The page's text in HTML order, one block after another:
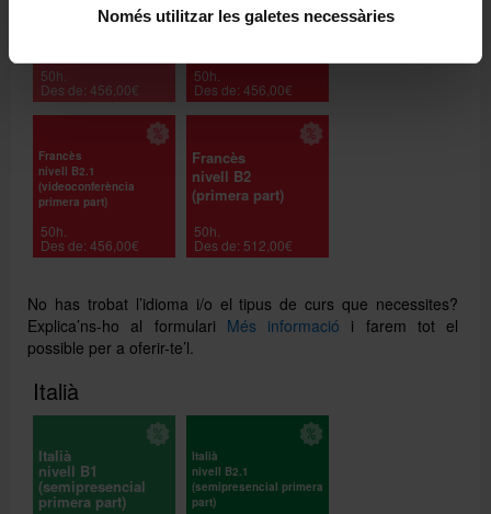
Només utilitzar les galetes necessàries
50h.
Des de: 456,00€
nivell B2.1
50h.
Des de: 456,00€
Francès
nivell B2.1
(videoconferència
primera part)
50h.
Des de: 456,00€
Francès
nivell B2
(primera part)
50h.
Des de: 512,00€
No has trobat l’idioma i/o el tipus de curs que necessites?
Explica’ns-ho al formulari Més informació i farem tot el
possible per a oferir-te’l.
Italià
Italià
nivell B1
(semipresencial
primera part)
Italià
nivell B2.1
(semipresencial primera
part)